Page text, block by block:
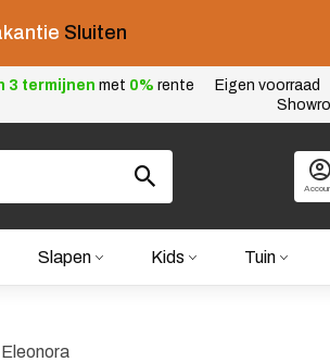
Sluiten
3 termijnen met 0% rente
Eigen voorraad
Slapen Kids Tuin
Eleonora